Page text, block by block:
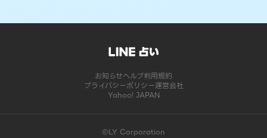
お知らせヘルプ利用規約
プライバシーポリシー運営会社
Yahoo! JAPAN
©LY Corporation